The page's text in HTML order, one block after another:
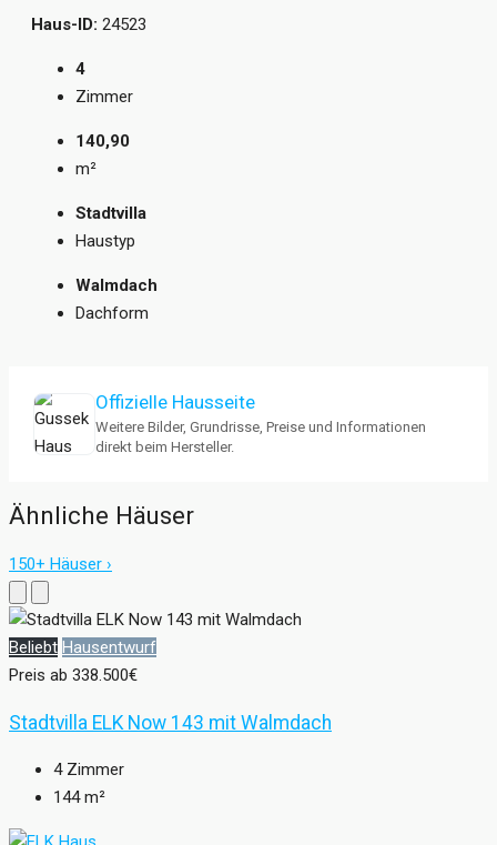
Haus-ID: 24523
4
Zimmer
140,90
m²
Stadtvilla
Haustyp
Walmdach
Dachform
Offizielle Hausseite
Weitere Bilder, Grundrisse, Preise und Informationen
direkt beim Hersteller.
Ähnliche Häuser
150+ Häuser ›
Beliebt Hausentwurf
Preis ab 338.500€
Stadtvilla ELK Now 143 mit Walmdach
4 Zimmer
144 m²